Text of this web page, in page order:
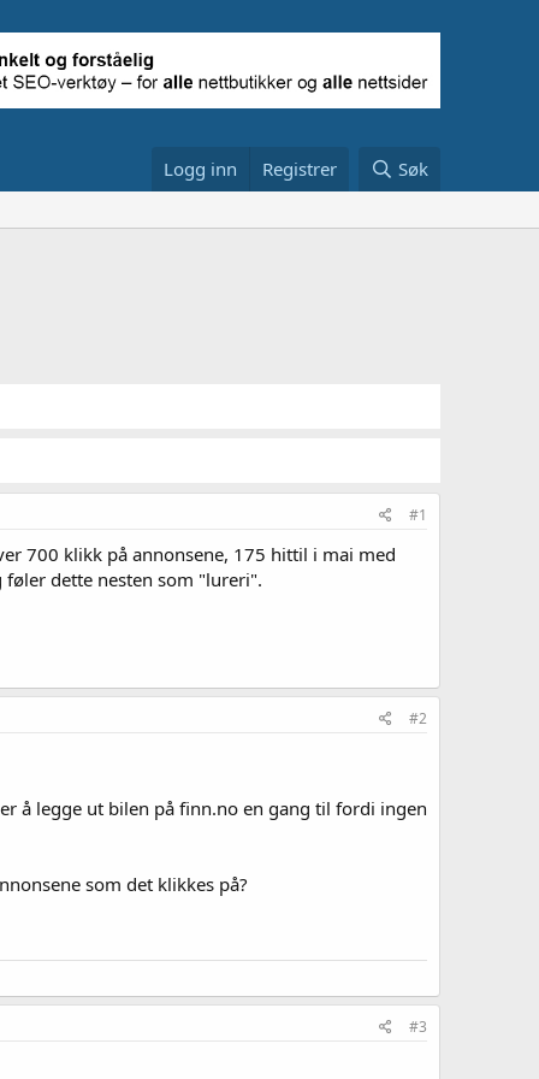
Logg inn Registrer Søk
#1
700 klikk på annonsene, 175 hittil i mai med
føler dette nesten som "lureri".
#2
å legge ut bilen på finn.no en gang til fordi ingen
som det klikkes på?
#3